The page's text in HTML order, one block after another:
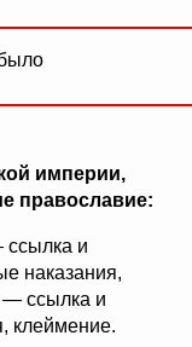
империи,
православие:
ссылка и
наказания,
— ссылка и
клеймение.